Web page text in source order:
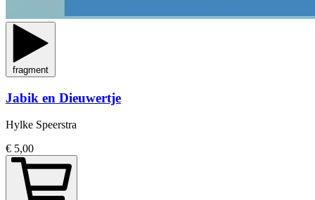
fragment
Jabik en Dieuwertje
Hylke Speerstra
€ 5,00